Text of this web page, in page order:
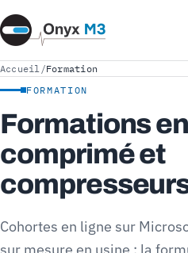
Accueil /Formation
FORMATION
Formations
comprimé et
Cohortes en ligne sur